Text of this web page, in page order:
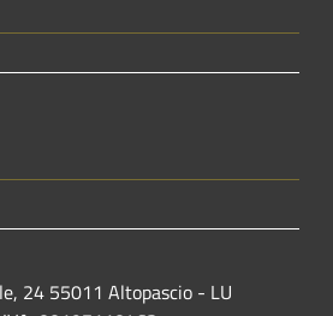
24 55011 Altopascio - LU